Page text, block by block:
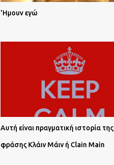
'Ημουν εγώ
Αυτή είναι πραγματική ιστορία της
φράσης Κλάιν Μάιν ή Clain Main